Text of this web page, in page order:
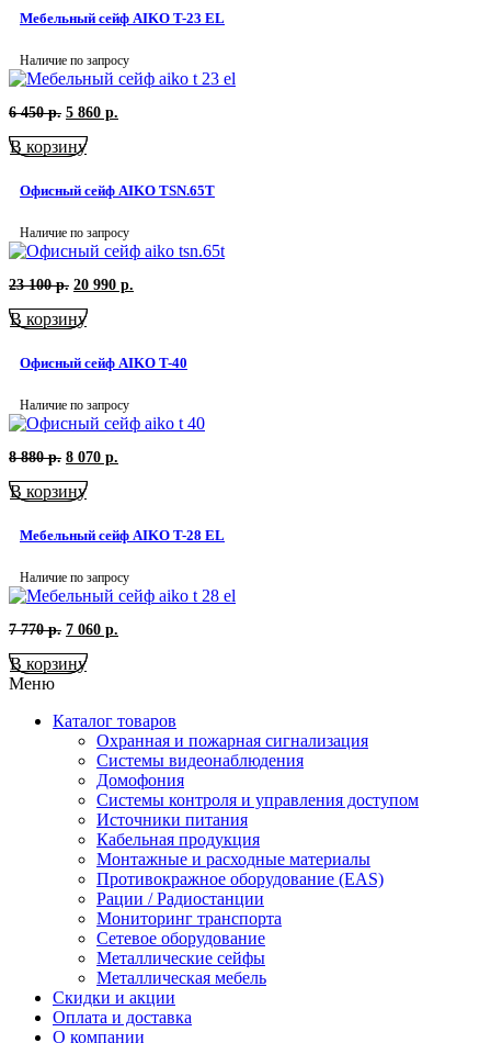
р..
р..
Мебельный сейф AIKO T-23 EL
Наличие по запросу
6 450р. Первоначальная
составляла
450
р..
5 860 р.
р..
В корзину
Офисный сейф AIKO TSN.65T
Наличие по запросу
23 100р. Первоначальная
составляла
100
р..
20 990 р.
р..
В корзину
Офисный сейф AIKO T-40
Наличие по запросу
8 880р. Первоначальная
составляла
р..
8 070 р.
р..
В корзину
Мебельный сейф AIKO T-28 EL
Наличие по запросу
7 770р. Первоначальная
составляла
р..
7 060 р.
В корзину
Меню
Каталог товаров
Охранная и пожарная сигнализация
Системы видеонаблюдения
Домофония
Системы контроля и управления доступом
Источники питания
Кабельная продукция
Монтажные и расходные материалы
Противокражное оборудование (EAS)
Рации / Радиостанции
Мониторинг транспорта
Сетевое оборудование
Металлические сейфы
Металлическая мебель
Скидки и акции
Оплата и доставка
О компании